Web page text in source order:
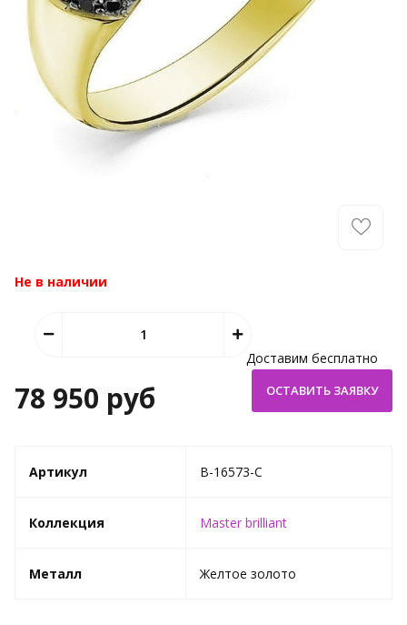
Не в наличии
78 950 руб
Доставим бесплатно
Артикул B-16573-C
Коллекция Master brilliant
Металл Желтое золото